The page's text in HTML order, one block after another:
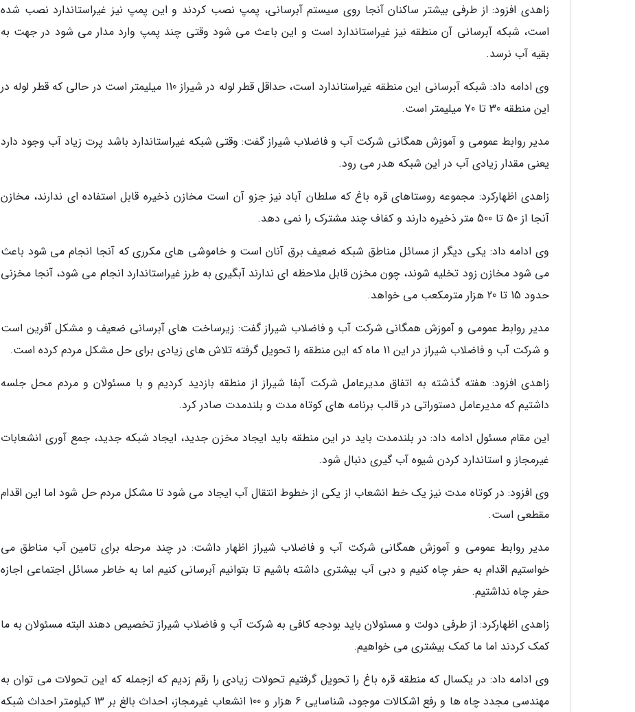
زاهدی افزود: از طرفی بیشتر ساکنان آنجا روی سیستم آبرسانی، پمپ نصب کردند و این پمپ نیز غیراستاندارد نصب شده
است، شبکه آبرسانی آن منطقه نیز غیراستاندارد است و این باعث می شود وقتی چند پمپ وارد مدار می شود در جهت به
بقیه آب نرسد.
وی ادامه داد: شبکه آبرسانی این منطقه غیراستاندارد است، حداقل قطر لوله در شیراز 110 میلیمتر است در حالی که قطر لوله در
این منطقه 30 تا 70 میلیمتر است.
مدیر روابط عمومی و آموزش همگانی شرکت آب و فاضلاب شیراز گفت: وقتی شبکه غیراستاندارد باشد پرت زیاد آب وجود دارد
یعنی مقدار زیادی آب در این شبکه هدر می رود.
زاهدی اظهارکرد: مجموعه روستاهای قره باغ که سلطان آباد نیز جزو آن است مخازن ذخیره قابل استفاده ای ندارند، مخازن
آنجا از 50 تا 500 متر ذخیره دارند و کفاف چند مشترک را نمی دهد.
وی ادامه داد: یکی دیگر از مسائل مناطق شبکه ضعیف برق آنان است و خاموشی های مکرری که آنجا انجام می شود باعث
می شود مخازن زود تخلیه شوند، چون مخزن قابل ملاحظه ای ندارند آبگیری به طرز غیراستاندارد انجام می شود، آنجا مخزنی
حدود 15 تا 20 هزار مترمکعب می خواهد.
مدیر روابط عمومی و آموزش همگانی شرکت آب و فاضلاب شیراز گفت: زیرساخت های آبرسانی ضعیف و مشکل آفرین است
و شرکت آب و فاضلاب شیراز در این 11 ماه که این منطقه را تحویل گرفته تلاش های زیادی برای حل مشکل مردم کرده است.
زاهدی افزود: هفته گذشته به اتفاق مدیرعامل شرکت آبفا شیراز از منطقه بازدید کردیم و با مسئولان و مردم محل جلسه
داشتیم که مدیرعامل دستوراتی در قالب برنامه های کوتاه مدت و بلندمدت صادر کرد.
این مقام مسئول ادامه داد: در بلندمدت باید در این منطقه باید ایجاد مخزن جدید، ایجاد شبکه جدید، جمع آوری انشعابات
غیرمجاز و استاندارد کردن شیوه آب گیری دنبال شود.
وی افزود: در کوتاه مدت نیز یک خط انشعاب از یکی از خطوط انتقال آب ایجاد می شود تا مشکل مردم حل شود اما این اقدام
مقطعی است.
مدیر روابط عمومی و آموزش همگانی شرکت آب و فاضلاب شیراز اظهار داشت: در چند مرحله برای تامین آب مناطق می
خواستیم اقدام به حفر چاه کنیم و دبی آب بیشتری داشته باشیم تا بتوانیم آبرسانی کنیم اما به خاطر مسائل اجتماعی اجازه
حفر چاه نداشتیم.
زاهدی اظهارکرد: از طرفی دولت و مسئولان باید بودجه کافی به شرکت آب و فاضلاب شیراز تخصیص دهند البته مسئولان به ما
کمک کردند اما ما کمک بیشتری می خواهیم.
وی ادامه داد: در یکسال که منطقه قره باغ را تحویل گرفتیم تحولات زیادی را رقم زدیم که ازجمله که این تحولات می توان به
مهندسی مجدد چاه ها و رفع اشکالات موجود، شناسایی 6 هزار و 100 انشعاب غیرمجاز، احداث بالغ بر 13 کیلومتر احداث شبکه